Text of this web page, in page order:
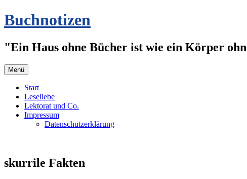
Zum
Inhalt
Buchnotizen
"Ein Haus ohne Bücher ist wie ein Körper
Menü
Start
Leseliebe
Lektorat und Co.
Impressum
Datenschutzerklärung
skurrile Fakten